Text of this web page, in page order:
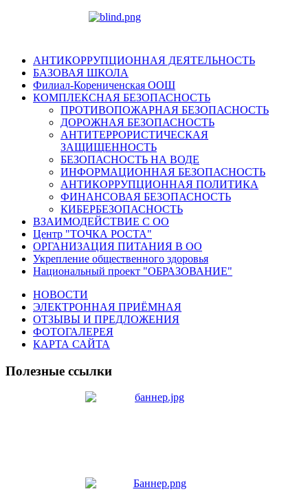
АНТИКОРРУПЦИОННАЯ ДЕЯТЕЛЬНОСТЬ
БАЗОВАЯ ШКОЛА
Филиал-Корениченская ООШ
КОМПЛЕКСНАЯ БЕЗОПАСНОСТЬ
ПРОТИВОПОЖАРНАЯ БЕЗОПАСНОСТЬ
ДОРОЖНАЯ БЕЗОПАСНОСТЬ
АНТИТЕРРОРИСТИЧЕСКАЯ
ЗАЩИЩЕННОСТЬ
БЕЗОПАСНОСТЬ НА ВОДЕ
ИНФОРМАЦИОННАЯ БЕЗОПАСНОСТЬ
АНТИКОРРУПЦИОННАЯ ПОЛИТИКА
ФИНАНСОВАЯ БЕЗОПАСНОСТЬ
КИБЕРБЕЗОПАСНОСТЬ
ВЗАИМОДЕЙСТВИЕ С ОО
Центр "ТОЧКА РОСТА"
ОРГАНИЗАЦИЯ ПИТАНИЯ В ОО
Укрепление общественного здоровья
Национальный проект "ОБРАЗОВАНИЕ"
НОВОСТИ
ЭЛЕКТРОННАЯ ПРИЁМНАЯ
ОТЗЫВЫ И ПРЕДЛОЖЕНИЯ
ФОТОГАЛЕРЕЯ
КАРТА САЙТА
Полезные ссылки